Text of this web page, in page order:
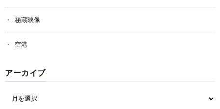
秘蔵映像
空港
アーカイブ